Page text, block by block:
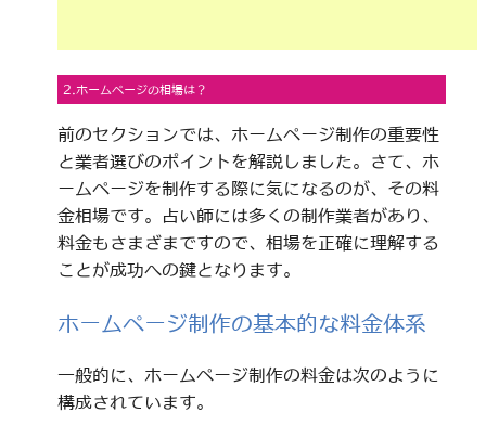
2.ホームページの相場は？
前のセクションでは、ホームページ制作の重要性
と業者選びのポイントを解説しました。さて、ホ
ームページを制作する際に気になるのが、その料
金相場です。占い師には多くの制作業者があり、
料金もさまざまですので、相場を正確に理解する
ことが成功への鍵となります。
ホームページ制作の基本的な料金体系
一般的に、ホームページ制作の料金は次のように
構成されています。